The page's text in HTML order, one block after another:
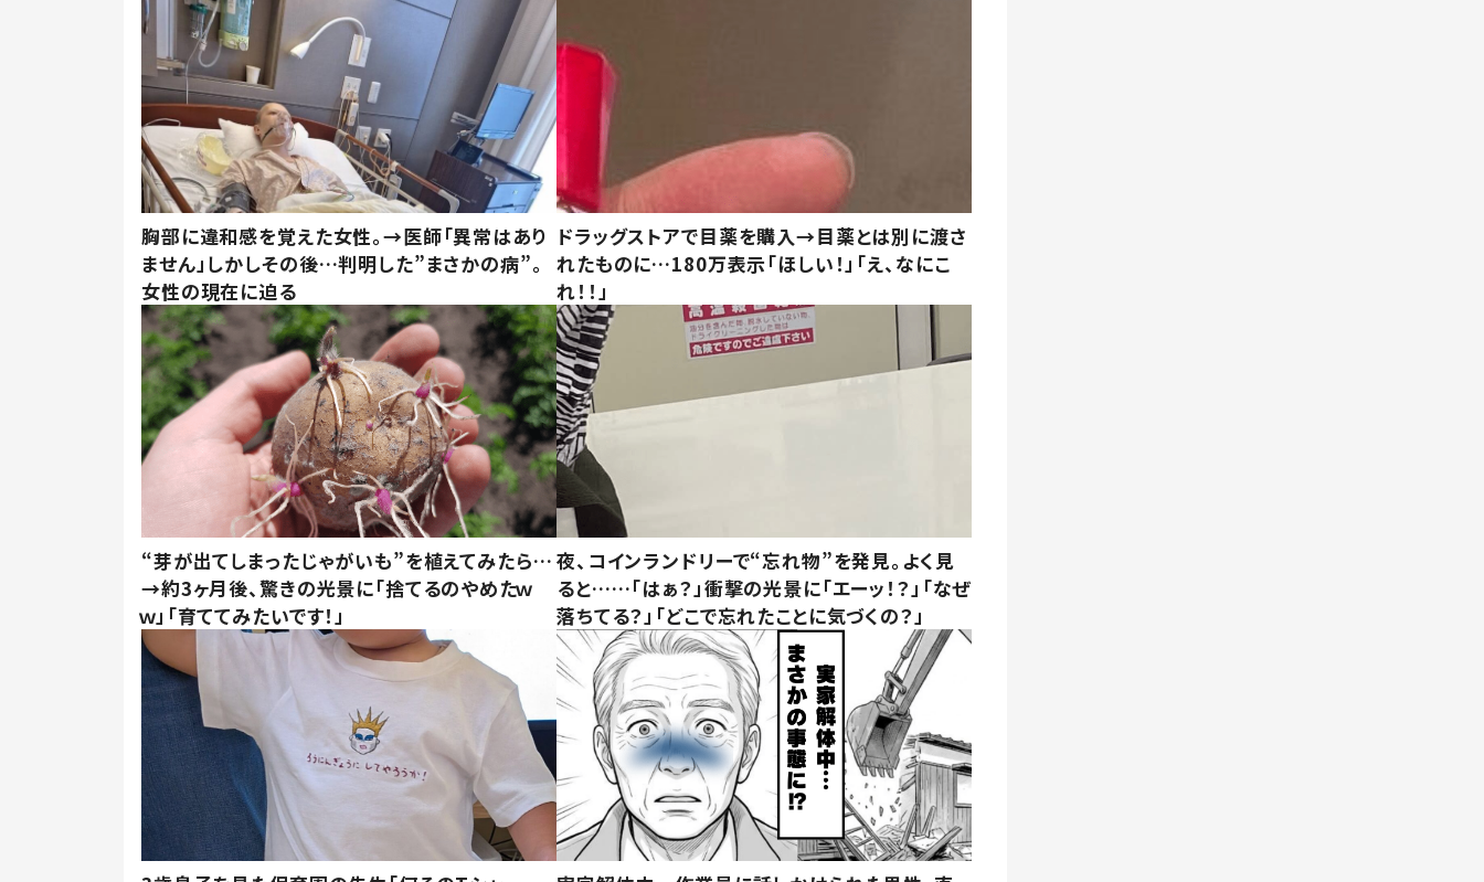
胸部に違和感を覚えた女性。→医師「異常はあり
ません」しかしその後…判明した”まさかの病”。
女性の現在に迫る
ドラッグストアで目薬を購入→目薬とは別に渡さ
れたものに…180万表示「ほしい！」「え、なにこ
れ！！」
“芽が出てしまったじゃがいも”を植えてみたら…
→約3ヶ月後、驚きの光景に「捨てるのやめたｗ
ｗ」「育ててみたいです！」
夜、コインランドリーで“忘れ物”を発見。よく見
ると……「はぁ？」衝撃の光景に「エーッ！？」「なぜ
落ちてる？」「どこで忘れたことに気づくの？」